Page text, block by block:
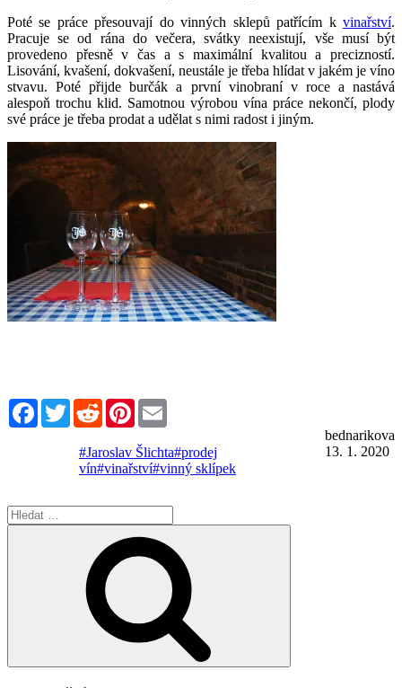
Poté se práce přesouvají do vinných sklepů patřícím k vinařství.
Pracuje se od rána do večera, svátky neexistují, vše musí být
provedeno přesně v čas a s maximální kvalitou a precizností.
Lisování, kvašení, dokvašení, neustále je třeba hlídat v jakém je víno
stvavu. Poté přijde burčák a první vinobraní v roce a nastává
alespoň trochu klid. Samotnou výrobou vína práce nekončí, plody
své práce je třeba prodat a udělat s nimi radost i jiným.
FacebookTwitterRedditPinterest
bednarikova
13. 1. 2020
#Jaroslav Šlichta#prodej
vín#vinařství#vinný sklípek
Hledat: